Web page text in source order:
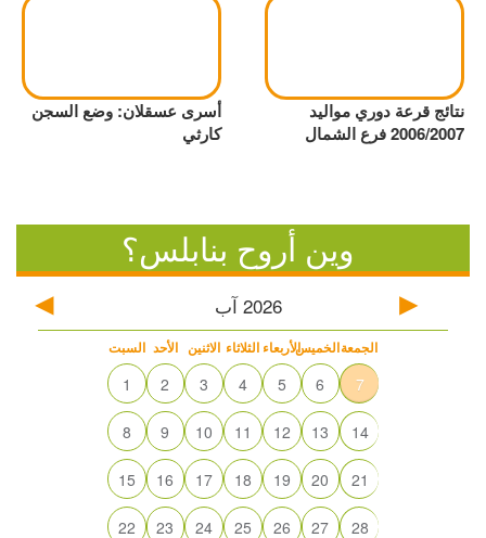
نتائج قرعة دوري مواليد
2006/2007 فرع الشمال
أسرى عسقلان: وضع السجن
كارثي
وين أروح بنابلس؟
2026 آب
السبت الأحد الاثنين الثلاثاء الأربعاءالخميسالجمعة
1 2 3 4 5 6 7
8 9 10 11 12 13 14
15 16 17 18 19 20 21
22 23 24 25 26 27 28